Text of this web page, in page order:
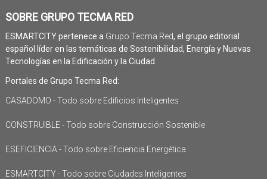
SOBRE GRUPO TECMA RED
ESMARTCITY pertenece a Grupo Tecma Red, el grupo editorial
español líder en las temáticas de Sostenibilidad, Energía y Nuevas
Tecnologías en la Edificación y la Ciudad.
Portales de Grupo Tecma Red:
CASADOMO - Todo sobre Edificios Inteligentes
CONSTRUIBLE - Todo sobre Construcción Sostenible
ESEFICIENCIA - Todo sobre Eficiencia Energética
ESMARTCITY - Todo sobre Ciudades Inteligentes